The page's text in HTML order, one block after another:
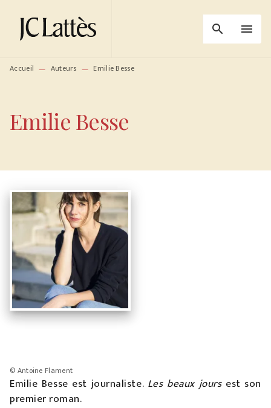
MENU RECHERCHE
PIED DE PAGE
search menu
Accueil — Auteurs — Emilie Besse
Emilie Besse
Emilie Besse est journaliste. Les beaux joursest son
premier roman.
© Antoine Flament